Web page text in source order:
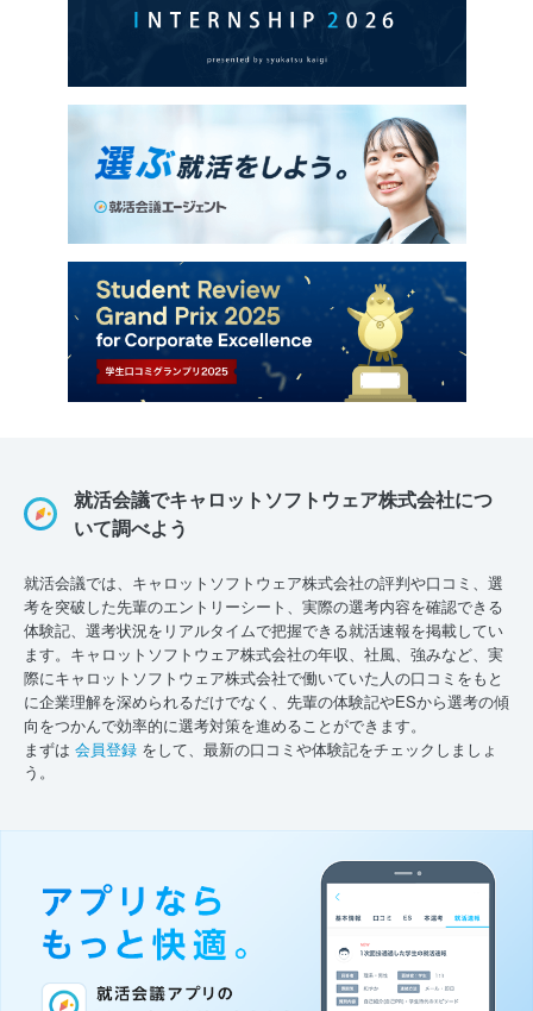
就活会議でキャロットソフトウェア株式会社につ
いて調べよう
就活会議では、キャロットソフトウェア株式会社の評判や口コミ、選
考を突破した先輩のエントリーシート、実際の選考内容を確認できる
体験記、選考状況をリアルタイムで把握できる就活速報を掲載してい
ます。キャロットソフトウェア株式会社の年収、社風、強みなど、実
際にキャロットソフトウェア株式会社で働いていた人の口コミをもと
に企業理解を深められるだけでなく、先輩の体験記やESから選考の傾
向をつかんで効率的に選考対策を進めることができます。
まずは 会員登録 をして、最新の口コミや体験記をチェックしましょ
う。